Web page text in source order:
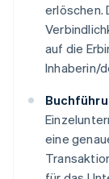
erlöschen.
auf die
Inhaberin/
eine